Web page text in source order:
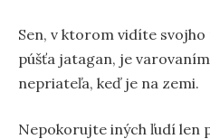
Sen, v ktorom vidíte
púšťa jatagan, je
nepriateľa, keď je na zemi.
Nepokorujte iných ľudí len